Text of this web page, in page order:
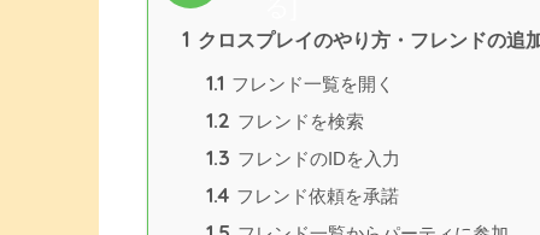
1 クロスプレイのやり方・フレンドの追
1.1 フレンド一覧を開く
1.2 フレンドを検索
1.3 フレンドのIDを入力
1.4 フレンド依頼を承諾